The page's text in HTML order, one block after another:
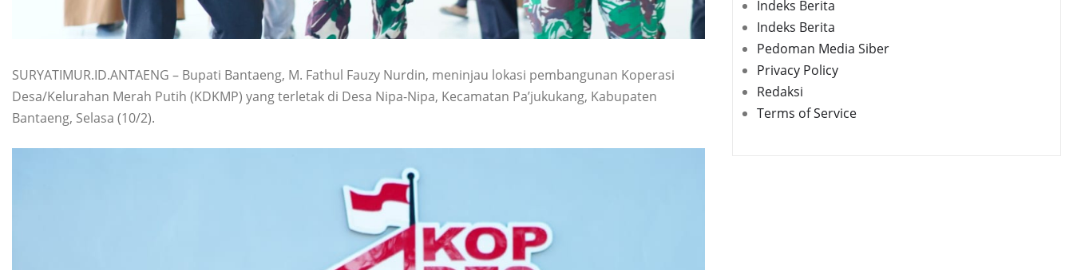
SURYATIMUR.ID.ANTAENG – Bupati Bantaeng, M. Fathul Fauzy Nurdin, meninjau lokasi pembangunan Koperasi
Desa/Kelurahan Merah Putih (KDKMP) yang terletak di Desa Nipa-Nipa, Kecamatan Pa’jukukang, Kabupaten
Bantaeng, Selasa (10/2).
Indeks Berita
Indeks Berita
Pedoman Media Siber
Privacy Policy
Redaksi
Terms of Service